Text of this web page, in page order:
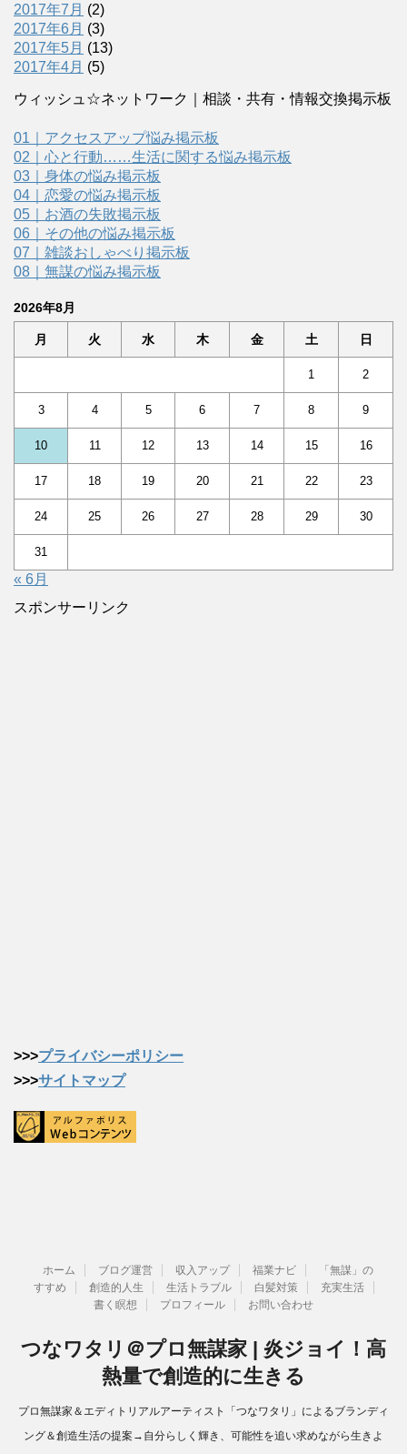
2017年7月 (2)
2017年6月 (3)
2017年5月 (13)
2017年4月 (5)
ウィッシュ☆ネットワーク｜相談・共有・情報交換掲示板
01｜アクセスアップ悩み掲示板
02｜心と行動……生活に関する悩み掲示板
03｜身体の悩み掲示板
04｜恋愛の悩み掲示板
05｜お酒の失敗掲示板
06｜その他の悩み掲示板
07｜雑談おしゃべり掲示板
08｜無謀の悩み掲示板
2026年8月
月 火 水 木 金 土 日
1 2
3 4 5 6 7 8 9
10 11 12 13 14 15 16
17 18 19 20 21 22 23
24 25 26 27 28 29 30
31
« 6月
スポンサーリンク
>>>プライバシーポリシー
>>>サイトマップ
ホーム ブログ運営 収入アップ 福業ナビ
「無謀」の
すすめ
創造的人生 生活トラブル 白髪対策
充実生活
書く瞑想
プロフィール お問い合わせ
つなワタリ＠プロ無謀家 | 炎ジョイ！高
熱量で創造的に生きる
プロ無謀家＆エディトリアルアーティスト「つなワタリ」によるブランディ
ング＆創造生活の提案→自分らしく輝き、可能性を追い求めながら生きよ